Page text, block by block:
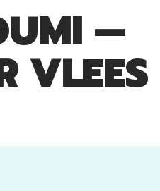
—
VLEES